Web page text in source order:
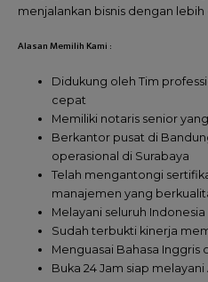
menjalankan bisnis dengan lebih
Alasan Memilih Kami :
Didukung oleh Tim
cepat
Memiliki notaris senior
Berkantor pusat di
operasional di Surabaya
Telah mengantongi
manajemen yang
Melayani seluruh Indonesia
Sudah terbukti kinerja
Menguasai Bahasa Inggris
Buka 24 Jam siap melayani